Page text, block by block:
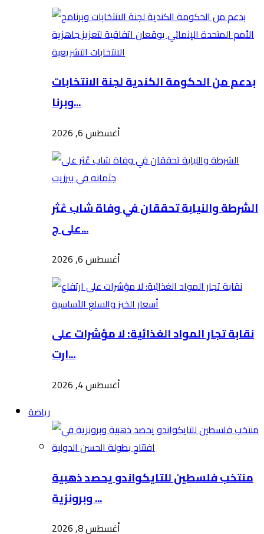
بدعم من الحكومة الكندية لجنة الانتخابات
وبرنا...
أغسطس 6, 2026
الشرطة والنيابة تحققان في وفاة شاب عُثر
على ج...
أغسطس 6, 2026
نقابة تجار المواد الغذائية: لا مؤشرات على
ارت...
أغسطس 4, 2026
رياضة
منتخب فلسطين للتايكواندو يحصد ذهبية
وبرونزية ...
أغسطس 8, 2026